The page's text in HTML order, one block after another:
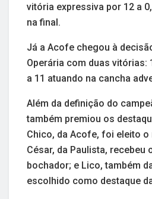
vitória expressiva por 12 a
na final.
Já a Acofe chegou à
Operária com duas vitórias:
a 11 atuando na cancha
Além da definição do
também premiou os
Chico, da Acofe, foi eleito
César, da Paulista, recebeu
bochador; e Lico, também
escolhido como destaque